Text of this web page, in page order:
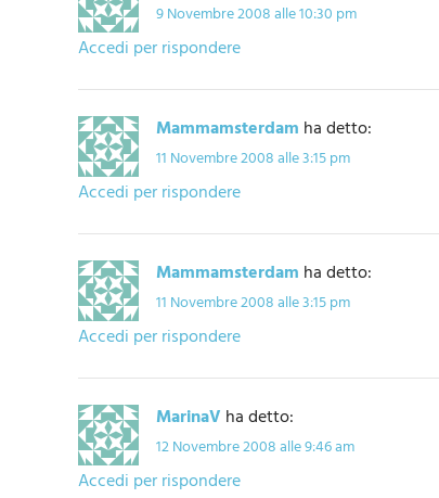
9 Novembre 2008 alle 10:30 pm
Accedi per rispondere
Mammamsterdam ha detto:
11 Novembre 2008 alle 3:15 pm
Accedi per rispondere
Mammamsterdam ha detto:
11 Novembre 2008 alle 3:15 pm
Accedi per rispondere
MarinaV ha detto:
12 Novembre 2008 alle 9:46 am
Accedi per rispondere